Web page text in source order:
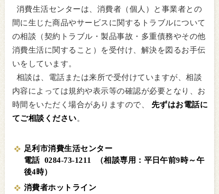
消費生活センターは、消費者（個人）と事業者との
間に生じた商品やサービスに関するトラブルについて
の相談（契約トラブル・製品事故・多重債務やその他
消費生活に関すること）を受付け、解決を図るお手伝
いをしています。
相談は、電話または来所で受付けていますが、相談
内容によっては規約や表示等の確認が必要となり、お
時間をいただく場合がありますので、 先ずはお電話に
てご相談ください。
足利市消費生活センター
電話 0284-73-1211 （相談専用：平日午前9時～午
後4時）
消費者ホットライン